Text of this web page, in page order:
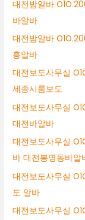
대전밤알바
바알바
대전밤알바
흥알바
대전보도사무실
세종시룸보도
대전보도사무실
대전바알바
대전보도사무실
바 대전봉명동바알
대전보도사무실
도 알바
대전보도사무실